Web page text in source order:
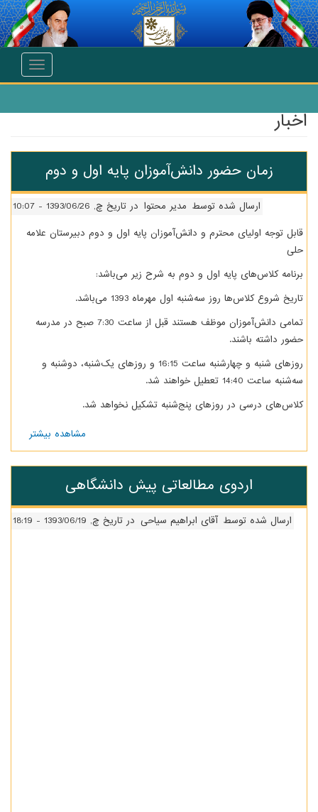
به محتوای اصلی
Toggle
navigation
زمان حضور دانش‌آموزان پایه اول و دوم
ارسال شده توسطمدیر محتوادر تاریخ چ, 1393/06/26 - 10:07
توجه اولیای محترم و دانش‌آموزان پایه اول و دوم دبیرستان علامه
کلاس‌های پایه اول و دوم به شرح زیر می‌باشد:
شروع کلاس‌ها روز سه‌شنبه اول مهرماه 1393 می‌باشد.
تمامی دانش‌آموزان موظف هستند قبل از ساعت 7:30 صبح در مدرسه
داشته باشند.
روزهای شنبه و چهارشنبه ساعت 16:15 و روزهای یک‌شنبه، دوشنبه و
ساعت 14:40 تعطیل خواهند شد.
درسی در روزهای پنج‌شنبه تشکیل نخواهد شد.
مشاهده بیشتر درباره زمان
پایه اول و
اردوی مطالعاتی پیش دانشگاهی
ارسال شده توسطآقای ابراهیم سیاحیدر تاریخ چ, 1393/06/19 - 18:19